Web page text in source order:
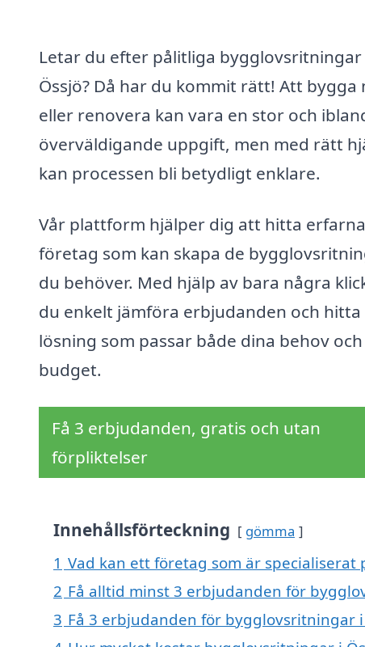
Letar du efter pålitliga bygglovsritningar
Össjö? Då har du kommit rätt! Att bygga
eller renovera kan vara en stor och
överväldigande uppgift, men med rätt
kan processen bli betydligt enklare.
Vår plattform hjälper dig att hitta erfarna
företag som kan skapa de
du behöver. Med hjälp av bara några
du enkelt jämföra erbjudanden och hitta
lösning som passar både dina behov
budget.
Få 3 erbjudanden, gratis och utan
förpliktelser
Innehållsförteckning gömma
1 Vad kan ett företag som är
2 Få alltid minst 3 erbjudanden för
3 Få 3 erbjudanden för bygglovsritningar